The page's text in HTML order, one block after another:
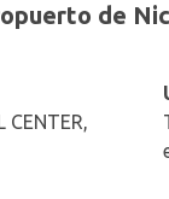
de
CENTER,